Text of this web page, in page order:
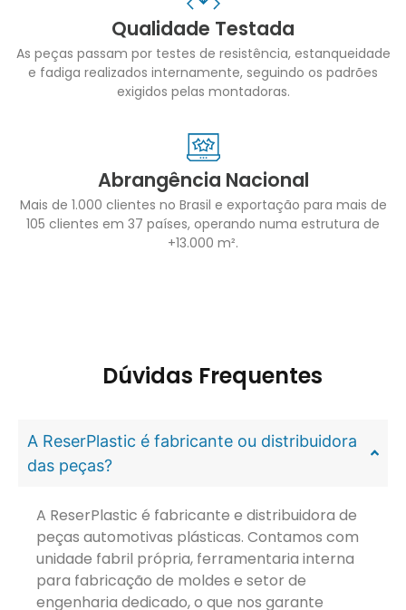
Qualidade Testada
As peças passam por testes de resistência, estanqueidade
e fadiga realizados internamente, seguindo os padrões
exigidos pelas montadoras.
Abrangência Nacional
Mais de 1.000 clientes no Brasil e exportação para mais de
105 clientes em 37 países, operando numa estrutura de
+13.000 m².
Dúvidas Frequentes
A ReserPlastic é fabricante ou distribuidora
das peças?
A ReserPlastic é fabricante e distribuidora de
peças automotivas plásticas. Contamos com
unidade fabril própria, ferramentaria interna
para fabricação de moldes e setor de
engenharia dedicado, o que nos garante